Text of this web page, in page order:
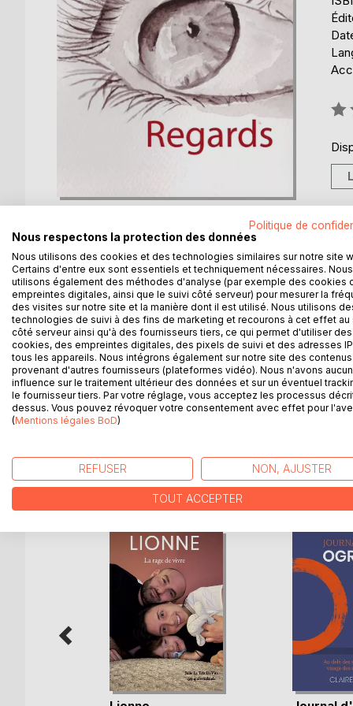
DESCRIPTION
Il y a cette jeune femme entre cauchemar et
parachuté sur une enquête criminelle, ce couple
en colère, déterminés. Simplement humains.
24 nouvelles
24 portraits
24 regards attentifs, émus, aimants sur notre
AUTEUR(S)
D’AUTRES TITRES À
Politique de
Nous respectons la protection des données
Nous utilisons des cookies et des technologies similaires sur notre site
Certains d'entre eux sont essentiels et techniquement nécessaires. Nous
utilisons également des méthodes d'analyse (par exemple des cookies
empreintes digitales, ainsi que le suivi côté serveur) pour mesurer la
des visites sur notre site et la manière dont il est utilisé. Nous utilisons
technologies de suivi à des fins de marketing et recourons à cet effet au
côté serveur ainsi qu'à des fournisseurs tiers, ce qui permet d'utiliser des
cookies, des empreintes digitales, des pixels de suivi et des adresses
tous les appareils. Nous intégrons également sur notre site des
provenant d'autres fournisseurs (plateformes vidéo). Nous n'avons
influence sur le traitement ultérieur des données et sur un éventuel
le fournisseur tiers. Par votre réglage, vous acceptez les processus
dessus. Vous pouvez révoquer votre consentement avec effet pour
(Mentions légales BoD)
REFUSER NON, AJUSTER
TOUT ACCEPTER